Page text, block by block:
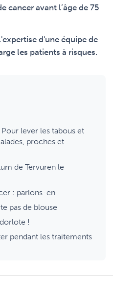
cancer avant l’âge de 75
d'une équipe de
les patients à risques.
lever les tabous et
proches et
de Tervuren le
: parlons-en
pas de blouse
!
pendant les traitements